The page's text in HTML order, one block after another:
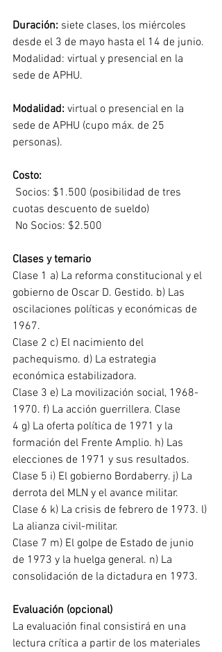
Duración: siete clases, los miércoles
desde el 3 de mayo hasta el 14 de junio.
Modalidad: virtual y presencial en la
sede de APHU.
Modalidad: virtual o presencial en la
sede de APHU (cupo máx. de 25
personas).
Costo:
cuotas descuento de sueldo)
No Socios: $2.500
Clases y temario
Clase 1 a) La reforma constitucional y el
gobierno de Oscar D. Gestido. b) Las
oscilaciones políticas y económicas de
1967.
Clase 2 c) El nacimiento del
pachequismo. d) La estrategia
económica estabilizadora.
Clase 3 e) La movilización social, 1968-
1970. f) La acción guerrillera. Clase
4 g) La oferta política de 1971 y la
formación del Frente Amplio. h) Las
elecciones de 1971 y sus resultados.
Clase 5 i) El gobierno Bordaberry. j) La
derrota del MLN y el avance militar.
Clase 6 k) La crisis de febrero de 1973. l)
La alianza civil-militar.
Clase 7 m) El golpe de Estado de junio
de 1973 y la huelga general. n) La
consolidación de la dictadura en 1973.
Evaluación (opcional)
La evaluación final consistirá en una
lectura crítica a partir de los materiales